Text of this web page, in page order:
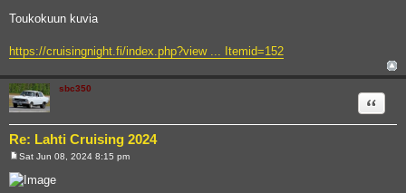
Toukokuun kuvia
https://cruisingnight.fi/index.php?view ... Itemid=152
sbc350
Re: Lahti Cruising 2024
Quote
o
s
Sat Jun 08, 2024 8:15 pm